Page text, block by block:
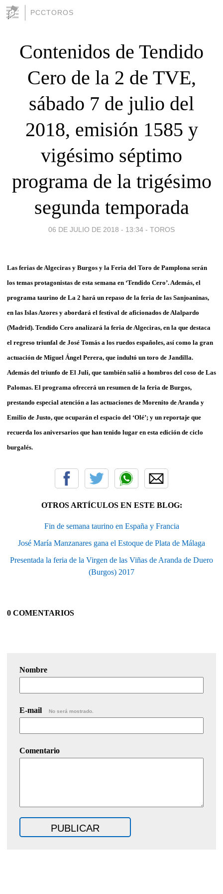
PCCTOROS
Contenidos de Tendido
Cero de la 2 de TVE,
sábado 7 de julio del
2018, emisión 1585 y
vigésimo séptimo
programa de la trigésimo
segunda temporada
06 DE JULIO DE 2018 - 13:34 - TOROS
Las ferias de Algeciras y Burgos y la Feria del Toro de Pamplona serán
los temas protagonistas de esta semana en ‘Tendido Cero’. Además, el
programa taurino de La 2 hará un repaso de la feria de las Sanjoaninas,
en las Islas Azores y abordará el festival de aficionados de Alalpardo
(Madrid). Tendido Cero analizará la feria de Algeciras, en la que destaca
el regreso triunfal de José Tomás a los ruedos españoles, así como la gran
actuación de Miguel Ángel Perera, que indultó un toro de Jandilla.
Además del triunfo de El Juli, que también salió a hombros del coso de Las
Palomas. El programa ofrecerá un resumen de la feria de Burgos,
prestando especial atención a las actuaciones de Morenito de Aranda y
Emilio de Justo, que ocuparán el espacio del ‘Olé’; y un reportaje que
recuerda los aniversarios que han tenido lugar en esta edición de ciclo
burgalés.
OTROS ARTÍCULOS EN ESTE BLOG:
Fin de semana taurino en España y Francia
José María Manzanares gana el Estoque de Plata de Málaga
Presentada la feria de la Virgen de las Viñas de Aranda de Duero
(Burgos) 2017
0 COMENTARIOS
Nombre
E-mail No será mostrado.
Comentario